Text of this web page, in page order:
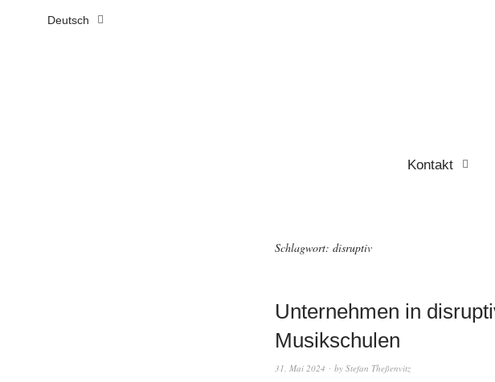
Deutsch
Kontakt
Schlagwort: disruptiv
Unternehmen in
Musikschulen
31. Mai 2024 by Stefan Theßenvitz